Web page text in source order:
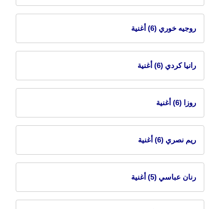
روجيه خوري (6) أغنية
رانيا كردي (6) أغنية
روزا (6) أغنية
ريم نصري (6) أغنية
رنان عباسي (5) أغنية